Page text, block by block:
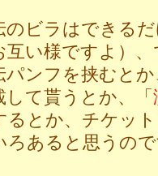
のビラはできる
互い様ですよ）
パンフを挟むと
して貰うとか、「
るとか、チケッ
ろあると思うの